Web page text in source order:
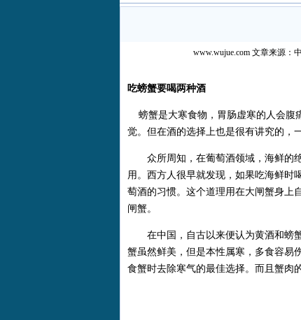
www.wujue.com文章来源：
吃螃蟹要喝两种酒
螃蟹是大寒食物，胃肠虚寒的人会腹
觉。但在酒的选择上也是很有讲究的，
众所周知，在葡萄酒领域，海鲜的绝
用。西方人很早就发现，如果吃海鲜时
萄酒的习惯。这个道理用在大闸蟹身上
闸蟹。
在中国，自古以来便认为黄酒和螃蟹
蟹虽然鲜美，但是本性属寒，多食容易
食蟹时去除寒气的最佳选择。而且蟹肉